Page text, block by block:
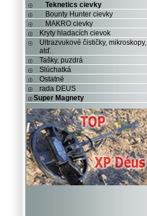
Teknetics cievky
Bounty Hunter cievky
MAKRO cievky
Kryty hladacích cievok
Ultrazvukové čističky, mikroskopy,
atď.
Tašky, puzdrá
Slúchatká
Ostatné
rada DEUS
Super Magnety